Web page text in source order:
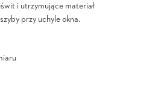
i utrzymujące materiał
przy uchyle okna.